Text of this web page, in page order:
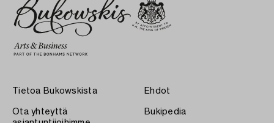
Tietoa Bukowskista
Ota yhteyttä
Ehdot
Bukipedia